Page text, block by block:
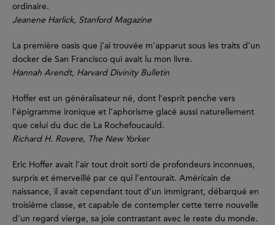
ordinaire.
Jeanene Harlick, Stanford Magazine
La première oasis que j’ai trouvée m’apparut sous les traits d’un
docker de San Francisco qui avait lu mon livre.
Hannah Arendt, Harvard Divinity Bulletin
Hoffer est un généralisateur né, dont l’esprit penche vers
l’épigramme ironique et l’aphorisme glacé aussi naturellement
que celui du duc de La Rochefoucauld.
Richard H. Rovere, The New Yorker
Eric Hoffer avait l’air tout droit sorti de profondeurs inconnues,
surpris et émerveillé par ce qui l’entourait. Américain de
naissance, il avait cependant tout d’un immigrant, débarqué en
troisième classe, et capable de contempler cette terre nouvelle
d’un regard vierge, sa joie contrastant avec le reste du monde.